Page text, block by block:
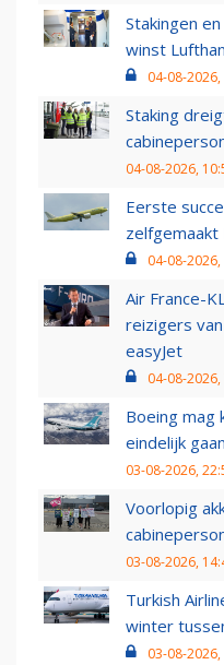
Stakingen
winst
04-08-
Staking
04-08-2026,
Eerste
04-08-2026,
Air France-
reizigers
easyJet
04-08-2026,
Boeing mag
eindelijk
03-08-2026,
Voorlopig
03-08-2026,
Turkish
winter
03-08-2026,